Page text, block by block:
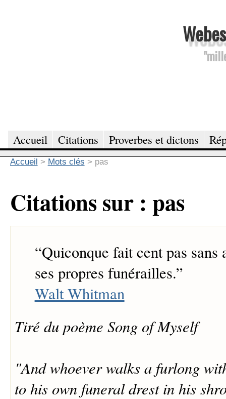
Accueil Citations Proverbes et dictons
Accueil > Mots clés > pas
Citations sur : pas
“Quiconque fait cent pas sans
ses propres funérailles.”
Walt Whitman
Tiré du poème Song of Myself
"And whoever walks a furlong
to his own funeral drest in his